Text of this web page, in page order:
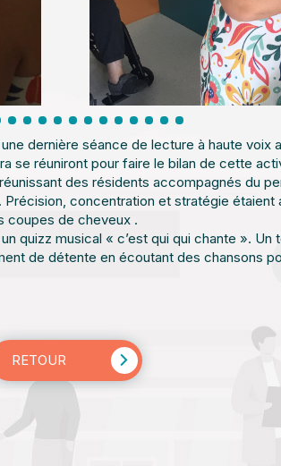
dernière séance de lecture à haute voix
se réuniront pour faire le bilan de cette
des résidents accompagnés du
concentration et stratégie étaient
coupes de cheveux .
quizz musical « c’est qui qui chante ».
de détente en écoutant des chansons
RETOUR